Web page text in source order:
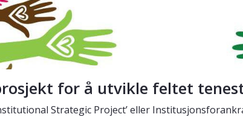
for å utvikle feltet
Strategic Project’ eller